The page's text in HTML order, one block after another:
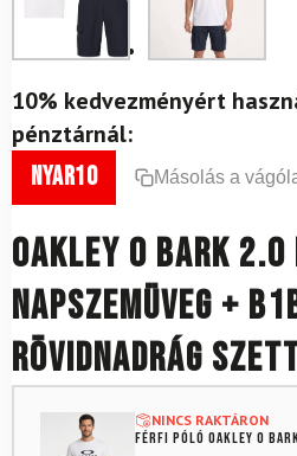
10% kedvezményért
pénztárnál:
nyar10 Másolás a
OAKLEY O Bark
napszemüveg +
rövidnadrág
NINCS RAKTÁRON
Férfi póló OAKLEY O